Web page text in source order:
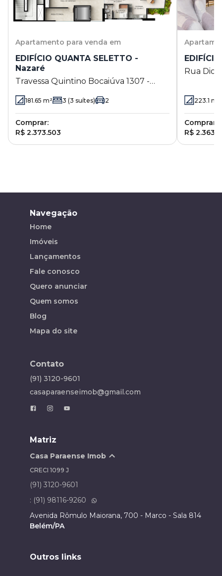
Apartamento para venda em
EDIFÍCIO QUANTA SELETTO -
Nazaré
Travessa Quintino Bocaiúva 1307 -
Nazaré - Belém - PA
181.65 m² 3 (3 suítes) 2
Comprar:
R$ 2.373.503
Rua
223.1 m²
Comprar:
R$
Navegação
Home
Imóveis
Lançamentos
Fale conosco
Quero anunciar
Quem somos
Blog
Mapa do site
Contato
(91) 3120-9601
casaparaenseimob@gmail.com
Matriz
Casa Paraense Imob
CRECI 1099 J
(91) 3120-9601
: (91) 98116-9260
Avenida Rômulo Maiorana, 700 - Marco - Sala 814
Belém/PA
Outros links